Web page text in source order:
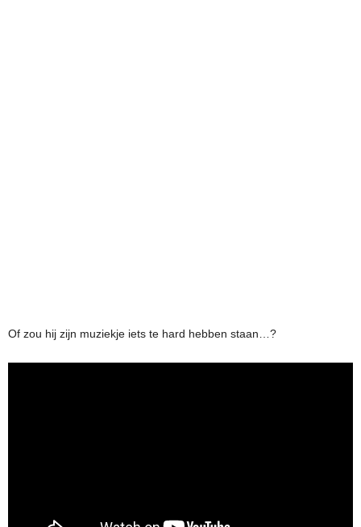
Of zou hij zijn muziekje iets te hard hebben staan…?